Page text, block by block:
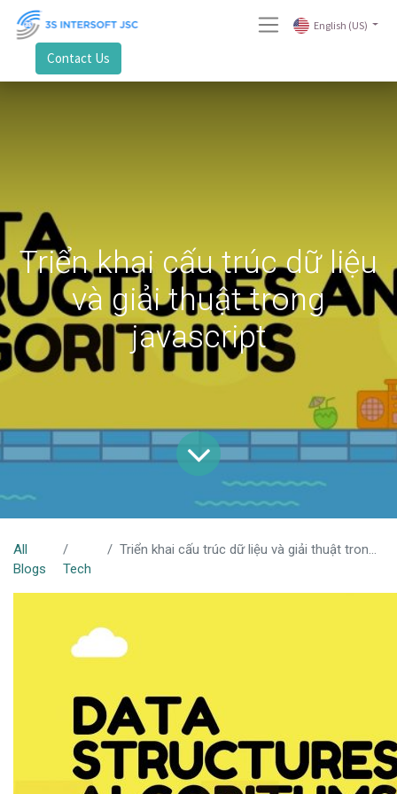
English (US)
Contact Us
Triển khai cấu trúc dữ liệu
và giải thuật trong
javascript
All
Blogs
Tech
Triển khai cấu trúc dữ liệu và giải thuật trong javascript